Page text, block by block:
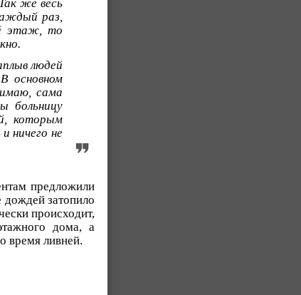
же весь
раз,
этаж, то
людей
В основном
сама
больницу
которым
ничего не
предложили
дождей затопило
происходит,
дома, а
время ливней.